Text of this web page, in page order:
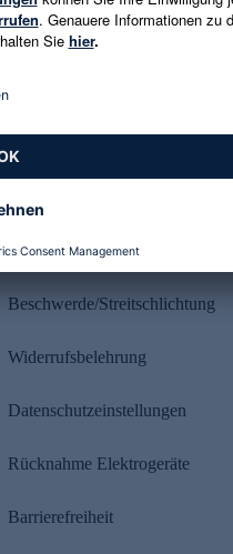
Rechtliches
Beschwerde/Streitschlichtung
Widerrufsbelehrung
Datenschutzeinstellungen
Rücknahme Elektrogeräte
Barrierefreiheit